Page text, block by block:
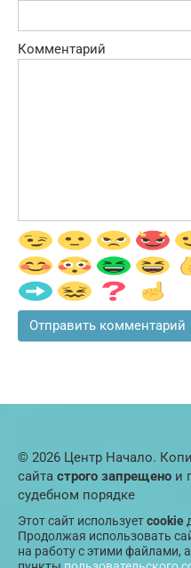
Комментарий
© 2026 Центр Начало.
сайта строго запрещено и
судебном порядке
Этот сайт используетcookie
Продолжая использовать
на работу с этими файлами,